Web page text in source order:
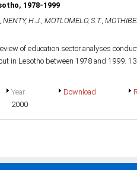
1978-1999
, NENTY, H.J., MOTLOMELO, S.T.,
of education sector analyses
in Lesotho between 1978 and 1999.
Year
2000
Download